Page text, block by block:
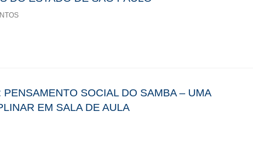
SOCIAL DO SAMBA – UMA
EM SALA DE AULA